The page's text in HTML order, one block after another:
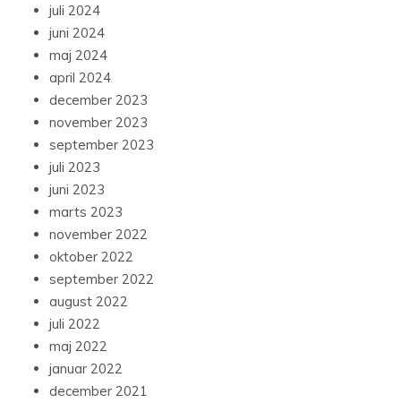
juli 2024
juni 2024
maj 2024
april 2024
december 2023
november 2023
september 2023
juli 2023
juni 2023
marts 2023
november 2022
oktober 2022
september 2022
august 2022
juli 2022
maj 2022
januar 2022
december 2021